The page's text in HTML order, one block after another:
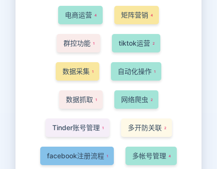
电商运营 4 矩阵营销 4
群控功能 1 tiktok运营 2
数据采集 1 自动化操作 1
数据抓取 1 网络爬虫 2
Tinder账号管理 1 多开防关联 2
facebook注册流程 1 多帐号管理 4